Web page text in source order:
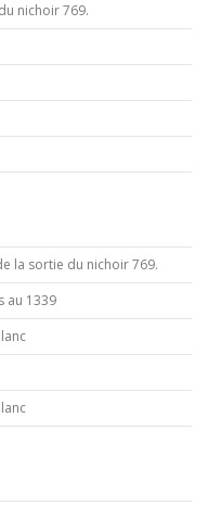
nichoir 769.
la sortie du nichoir 769.
au 1339